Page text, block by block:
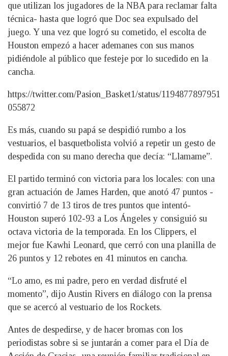
que utilizan los jugadores de la NBA para reclamar falta
técnica- hasta que logró que Doc sea expulsado del
juego. Y una vez que logró su cometido, el escolta de
Houston empezó a hacer ademanes con sus manos
pidiéndole al público que festeje por lo sucedido en la
cancha.
https://twitter.com/Pasion_Basket1/status/1194877897951
055872
Es más, cuando su papá se despidió rumbo a los
vestuarios, el basquetbolista volvió a repetir un gesto de
despedida con su mano derecha que decía: “Llamame”.
El partido terminó con victoria para los locales: con una
gran actuación de James Harden, que anotó 47 puntos -
convirtió 7 de 13 tiros de tres puntos que intentó-
Houston superó 102-93 a Los Ángeles y consiguió su
octava victoria de la temporada. En los Clippers, el
mejor fue Kawhi Leonard, que cerró con una planilla de
26 puntos y 12 rebotes en 41 minutos en cancha.
“Lo amo, es mi padre, pero en verdad disfruté el
momento”, dijo Austin Rivers en diálogo con la prensa
que se acercó al vestuario de los Rockets.
Antes de despedirse, y de hacer bromas con los
periodistas sobre si se juntarán a comer para el Día de